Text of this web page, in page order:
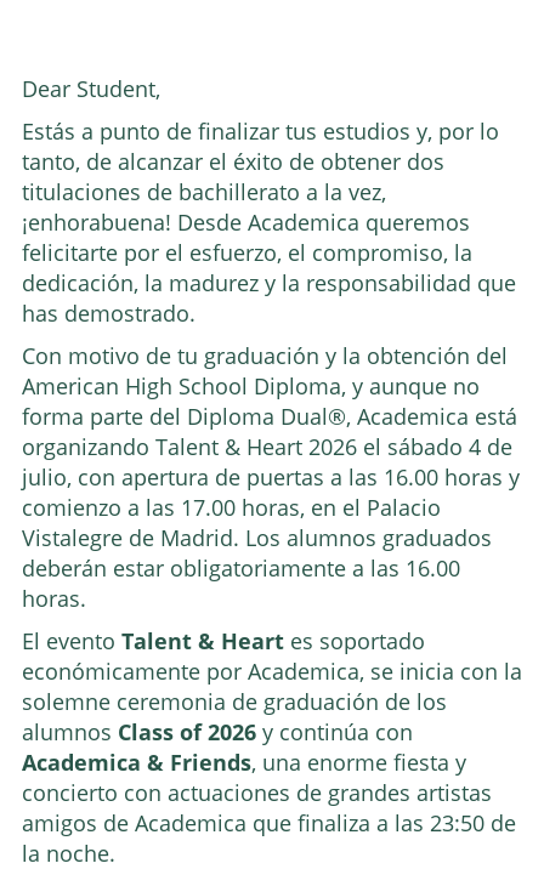
Dear Student,
Estás a punto de finalizar tus estudios y, por lo
tanto, de alcanzar el éxito de obtener dos
titulaciones de bachillerato a la vez,
¡enhorabuena! Desde Academica queremos
felicitarte por el esfuerzo, el compromiso, la
dedicación, la madurez y la responsabilidad que
has demostrado.
Con motivo de tu graduación y la obtención del
American High School Diploma, y aunque no
forma parte del Diploma Dual®, Academica está
organizando Talent & Heart 2026 el sábado 4 de
julio, con apertura de puertas a las 16.00 horas y
comienzo a las 17.00 horas, en el Palacio
Vistalegre de Madrid. Los alumnos graduados
deberán estar obligatoriamente a las 16.00
horas.
El evento Talent & Heart es soportado
económicamente por Academica, se inicia con la
solemne ceremonia de graduación de los
alumnos Class of 2026 y continúa con
Academica & Friends, una enorme fiesta y
concierto con actuaciones de grandes artistas
amigos de Academica que finaliza a las 23:50 de
la noche.